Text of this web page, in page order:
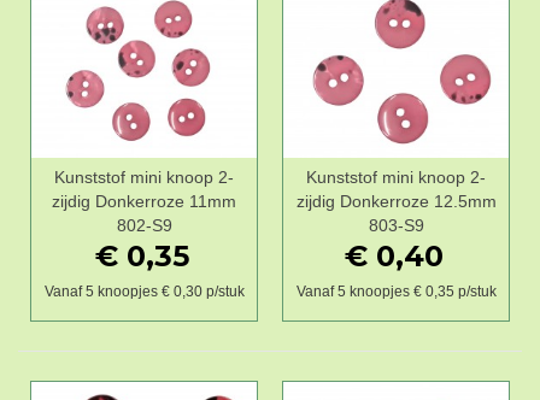
Kunststof mini knoop 2-
zijdig Donkerroze 11mm
802-S9
€ 0,35
Vanaf 5 knoopjes € 0,30 p/stuk
Kunststof mini knoop 2-
zijdig Donkerroze 12.5mm
803-S9
€ 0,40
Vanaf 5 knoopjes € 0,35 p/stuk